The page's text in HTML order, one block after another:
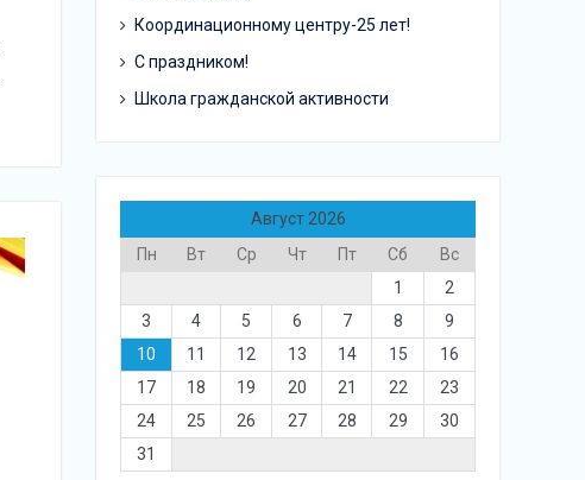
Координационному центру-25 лет!
С праздником!
Школа гражданской активности
Август 2026
Пн
Вт Ср Чт Пт Сб
Вс
1
2
3
4 5 6 7 8
9
10
11 12 13 14 15
16
17
18 19 20 21 22
23
24
25 26 27 28 29
30
31